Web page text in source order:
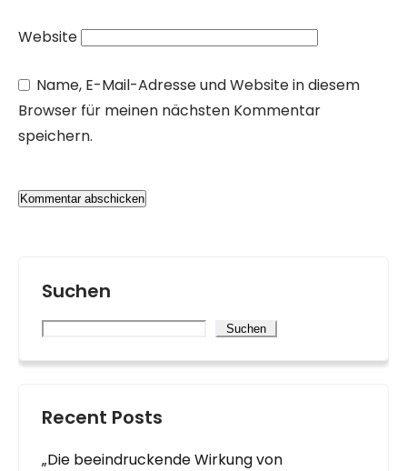
Website
Name, E-Mail-Adresse und Website in diesem
Browser für meinen nächsten Kommentar
speichern.
Suchen
Suchen
Recent Posts
„Die beeindruckende Wirkung von